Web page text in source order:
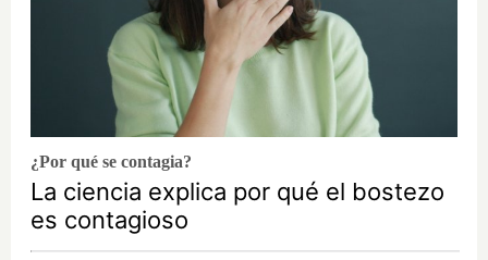
¿Por qué se contagia?
La ciencia explica por qué el bostezo
es contagioso